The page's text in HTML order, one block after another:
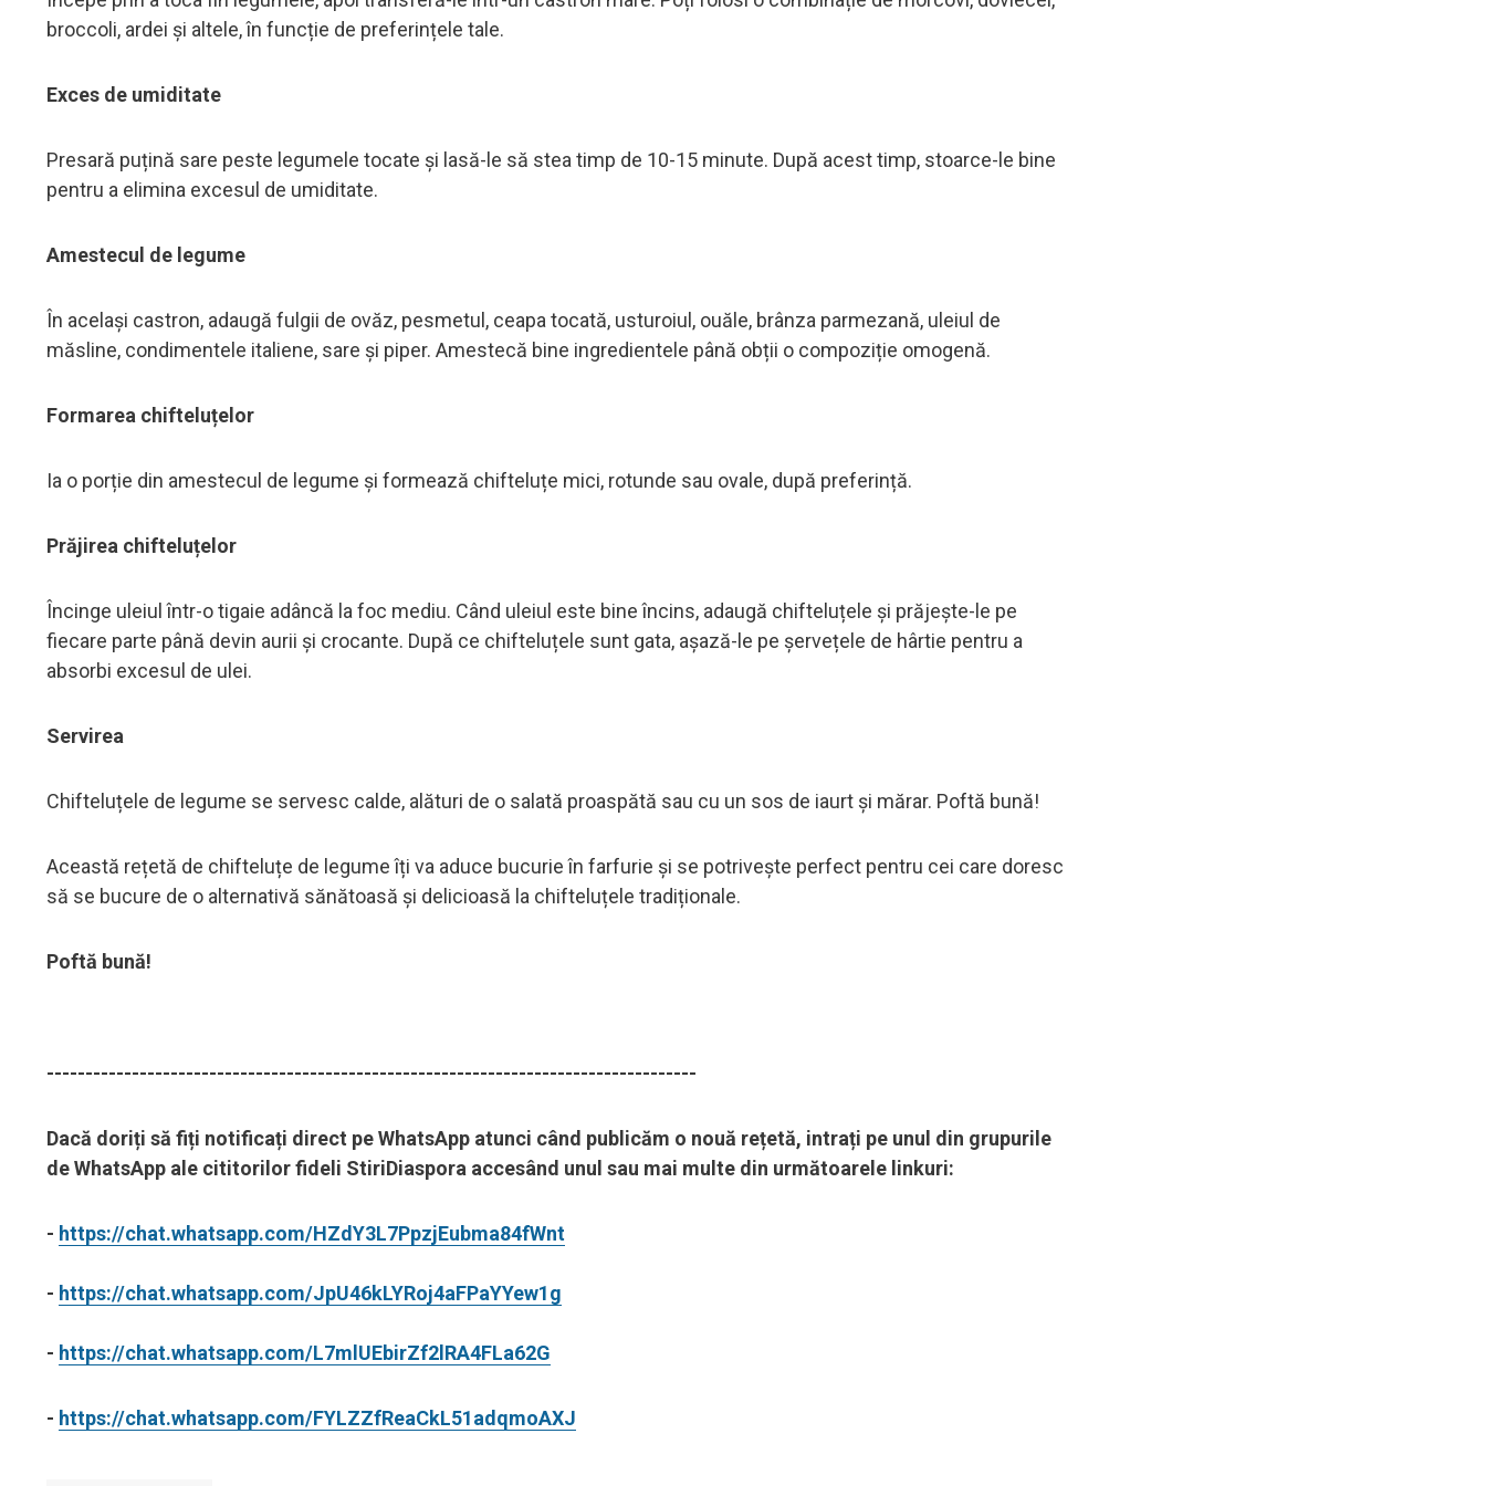
broccoli, ardei și altele, în funcție de preferințele tale.
Exces de umiditate
Presară puțină sare peste legumele tocate și lasă-le să stea timp de 10-15 minute. După acest timp, stoarce-le bine
pentru a elimina excesul de umiditate.
Amestecul de legume
În același castron, adaugă fulgii de ovăz, pesmetul, ceapa tocată, usturoiul, ouăle, brânza parmezană, uleiul de
măsline, condimentele italiene, sare și piper. Amestecă bine ingredientele până obții o compoziție omogenă.
Formarea chifteluțelor
Ia o porție din amestecul de legume și formează chifteluțe mici, rotunde sau ovale, după preferință.
Prăjirea chifteluțelor
Încinge uleiul într-o tigaie adâncă la foc mediu. Când uleiul este bine încins, adaugă chifteluțele și prăjește-le pe
fiecare parte până devin aurii și crocante. După ce chifteluțele sunt gata, așază-le pe șervețele de hârtie pentru a
absorbi excesul de ulei.
Servirea
Chifteluțele de legume se servesc calde, alături de o salată proaspătă sau cu un sos de iaurt și mărar. Poftă bună!
Această rețetă de chifteluțe de legume îți va aduce bucurie în farfurie și se potrivește perfect pentru cei care doresc
să se bucure de o alternativă sănătoasă și delicioasă la chifteluțele tradiționale.
Poftă bună!
------------------------------------------------------------------------------------
Dacă doriți să fiți notificați direct pe WhatsApp atunci când publicăm o nouă rețetă, intrați pe unul din grupurile
de WhatsApp ale cititorilor fideli StiriDiaspora accesând unul sau mai multe din următoarele linkuri:
- https://chat.whatsapp.com/HZdY3L7PpzjEubma84fWnt
- https://chat.whatsapp.com/JpU46kLYRoj4aFPaYYew1g
- https://chat.whatsapp.com/L7mlUEbirZf2lRA4FLa62G
- https://chat.whatsapp.com/FYLZZfReaCkL51adqmoAXJ